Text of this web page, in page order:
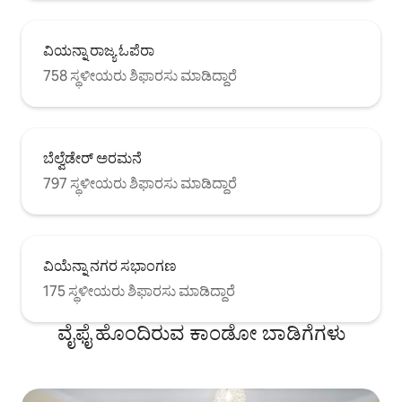
ವಿಯನ್ನಾ ರಾಜ್ಯ ಓಪೆರಾ
758 ಸ್ಥಳೀಯರು ಶಿಫಾರಸು ಮಾಡಿದ್ದಾರೆ
ಬೆಲ್ವೆಡೇರ್ ಅರಮನೆ
797 ಸ್ಥಳೀಯರು ಶಿಫಾರಸು ಮಾಡಿದ್ದಾರೆ
ವಿಯೆನ್ನಾ ನಗರ ಸಭಾಂಗಣ
175 ಸ್ಥಳೀಯರು ಶಿಫಾರಸು ಮಾಡಿದ್ದಾರೆ
ವೈಫೈ ಹೊಂದಿರುವ ಕಾಂಡೋ ಬಾಡಿಗೆಗಳು